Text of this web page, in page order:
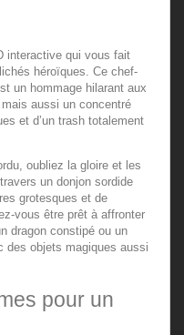
interactive qui vous fait
héroïques. Ce chef-
un hommage hilarant aux
aussi un concentré
et d’un trash totalement
oubliez la gloire et les
un donjon sordide
grotesques et de
vous être prêt à affronter
dragon constipé ou un
des objets magiques aussi
pour un